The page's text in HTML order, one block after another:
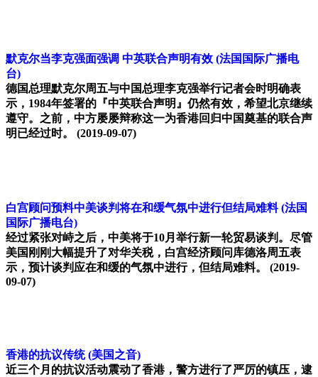
默克尔当李克强面强调 中英联合声明有效 (法国国际广播电
台)
德国总理默克尔周五与中国总理李克强举行记者会时明确表
示，1984年签署的『中英联合声明』仍然有效，希望北京继续
遵守。之前，中方屡屡辩称这一为香港回归中国奠基的联合声
明已经过时。 (2019-09-07)
白宫顾问预料中美谈判将在和缓气氛中进行但结局难料 (法国
国际广播电台)
经过紧张对峙之后，中美将于10月举行新一轮贸易谈判。尽管
美国刚刚大幅提升了对华关税，白宫经济顾问库德洛周五表
示，预计谈判应在和缓的气氛中进行，但结局难料。 (2019-
09-07)
香港的抗议传统 (美国之音)
近三个月的抗议活动震动了香港，警方进行了严厉的镇压，逮